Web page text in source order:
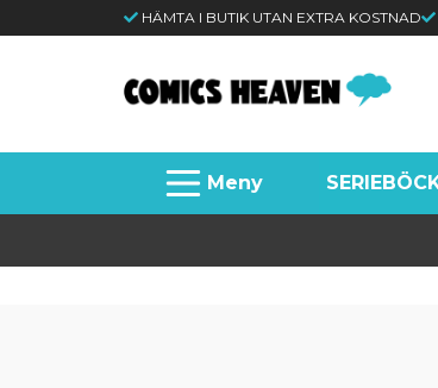
HÄMTA I BUTIK UTAN EXTRA KOSTNAD